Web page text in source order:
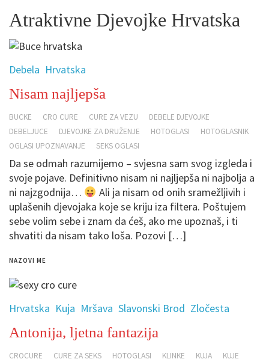
Atraktivne Djevojke Hrvatska
Debela Hrvatska
Nisam najljepša
BUCKE CRO CURE CURE ZA VEZU
DEBELE DJEVOJKE
DEBELJUCE
DJEVOJKE ZA DRUŽENJE HOTOGLASI
HOTOGLASNIK
OGLASI UPOZNAVANJE
SEKS OGLASI
Da se odmah razumijemo – svjesna sam svog izgleda i
svoje pojave. Definitivno nisam ni najljepša ni najbolja a
ni najzgodnija…
Ali ja nisam od onih sramežljivih i
uplašenih djevojaka koje se kriju iza filtera. Poštujem
sebe volim sebe i znam da ćeš, ako me upoznaš, i ti
shvatiti da nisam tako loša. Pozovi […]
NAZOVI ME
Hrvatska Kuja Mršava Slavonski Brod Zločesta
Antonija, ljetna fantazija
CROCURE CURE ZA SEKS HOTOGLASI KLINKE KUJA
KUJE